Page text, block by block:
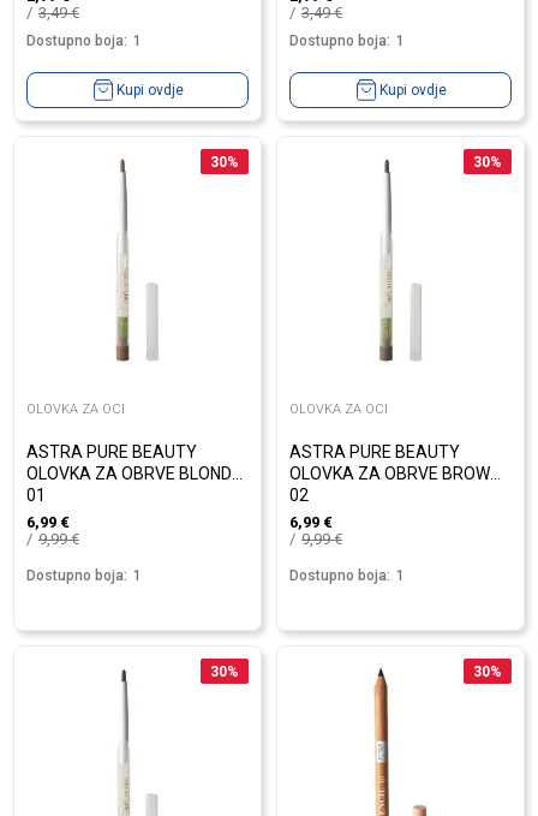
3,49€
Dostupno boja: 1
Kupi ovdje
3,49€
Dostupno boja: 1
Kupi ovdje
30%
OLOVKA ZA OCI
ASTRA PURE BEAUTY
OLOVKA ZA OBRVE BLOND
01
6,99 €
9,99€
Dostupno boja: 1
30%
OLOVKA ZA OCI
ASTRA PURE BEAUTY
OLOVKA ZA OBRVE BROWN
02
6,99 €
9,99€
Dostupno boja: 1
30% 30%